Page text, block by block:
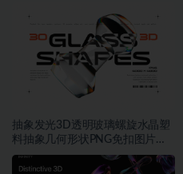
抽象发光3D透明玻璃螺旋水晶塑
料抽象几何形状PNG免扣图片设
计素材